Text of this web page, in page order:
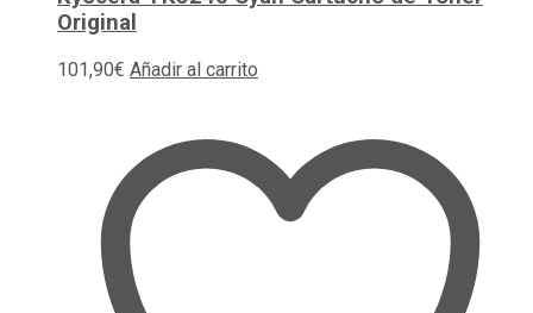
Original
101,90€ Añadir al carrito